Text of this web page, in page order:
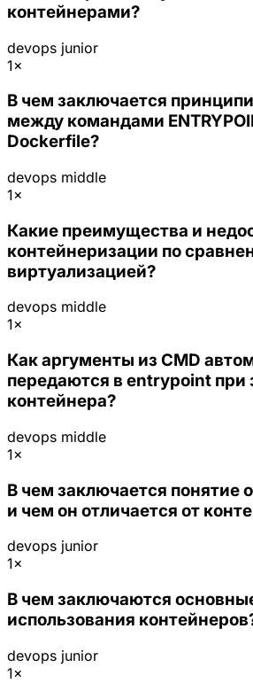
контейнерами?
devops junior
1×
В чем заключается
между командами
Dockerfile?
devops middle
1×
Какие преимущества и
контейнеризации по
виртуализацией?
devops middle
1×
Как аргументы из CMD
передаются в entrypoint при
контейнера?
devops middle
1×
В чем заключается понятие
и чем он отличается от
devops junior
1×
В чем заключаются
использования
devops junior
1×